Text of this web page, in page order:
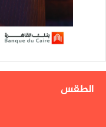
الطقس